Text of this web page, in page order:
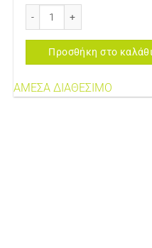
Προσθήκη στο καλάθι
ΑΜΕΣΑ ΔΙΑΘΕΣΙΜΟ